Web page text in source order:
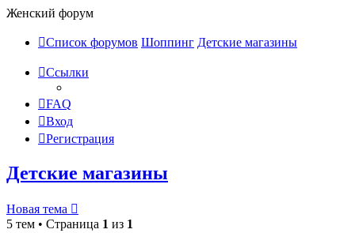
Женский форум
Список форумов Шоппинг Детские магазины
Ссылки
FAQ
Вход
Регистрация
Детские магазины
Новая тема
5 тем • Страница 1 из 1